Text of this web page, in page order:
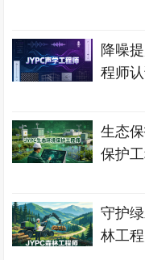
降噪
程师
生态
保护
守护
林工